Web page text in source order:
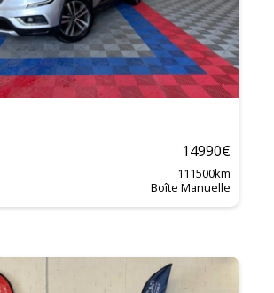
14990€
111500km
Boîte Manuelle